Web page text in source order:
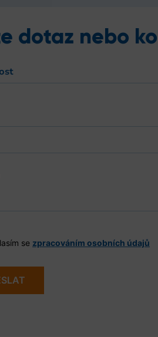
dotaz nebo
se zpracováním osobních údajů